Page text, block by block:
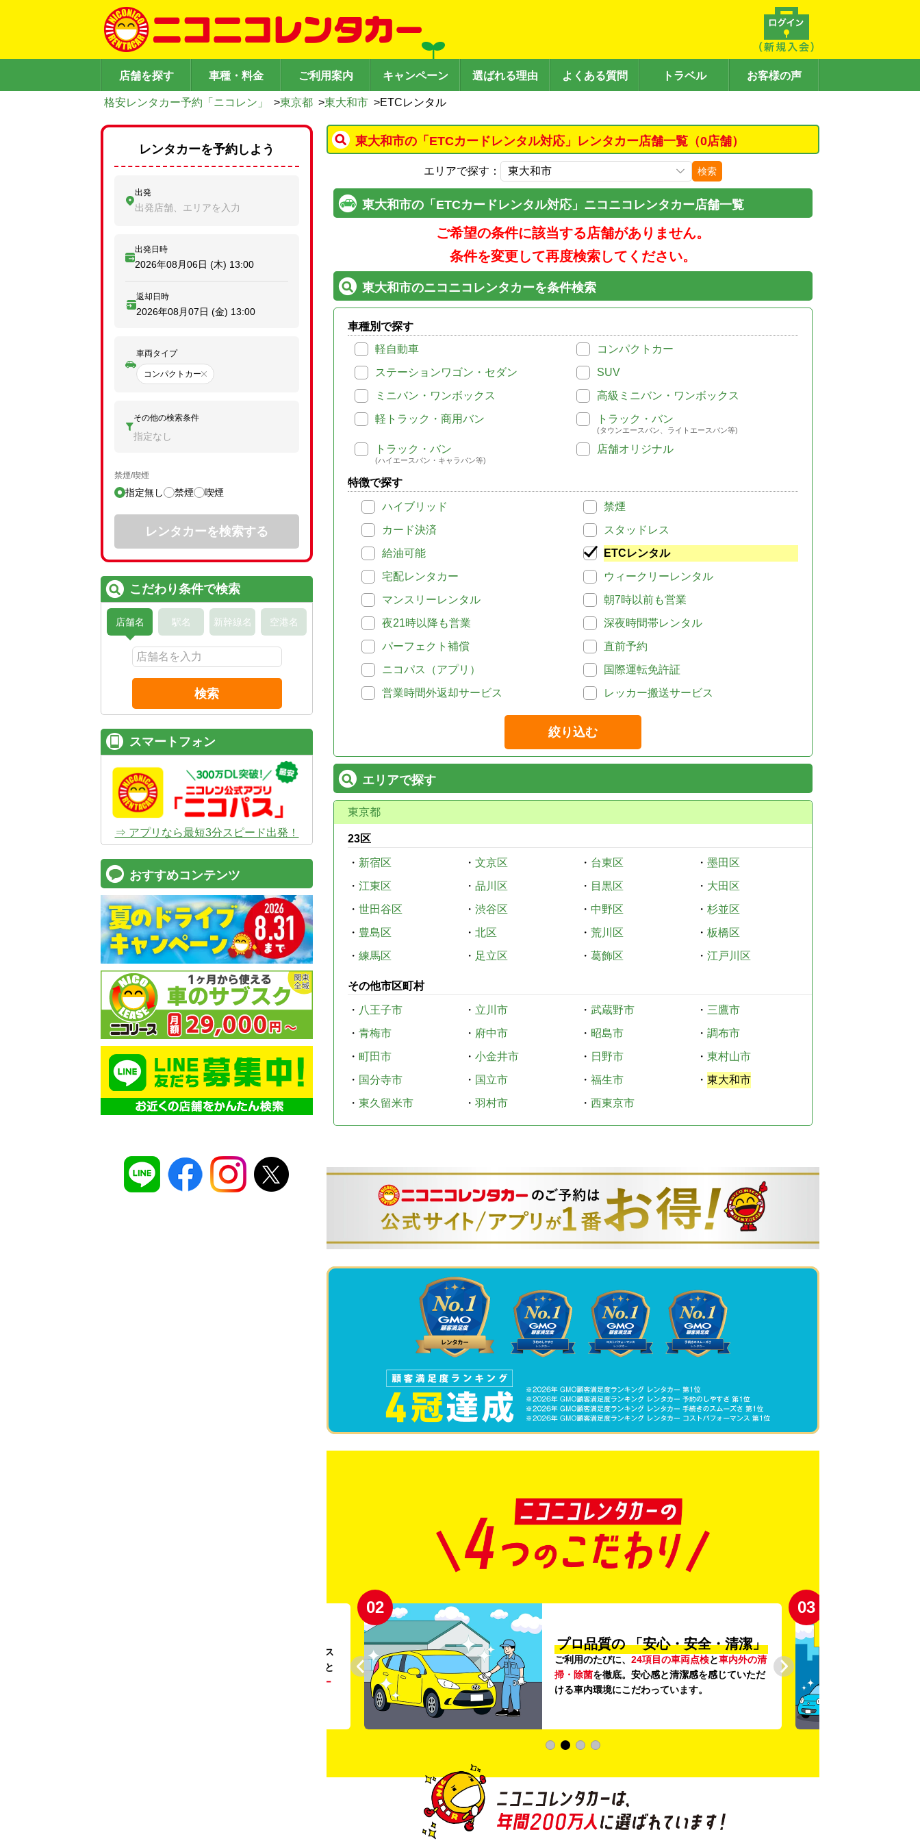
店舗を探す 車種・料金 ご利用案内 キャンペーン 選ばれる理由 よくある質問 トラベル お客様の声
格安レンタカー予約「ニコレン」 >東京都 >東大和市 >ETCレンタル
東大和市の「ETCカードレンタル対応」レンタカー店舗一覧（0店舗）
エリアで探す： 検索
東大和市の「ETCカードレンタル対応」ニコニコレンタカー店舗一覧
ご希望の条件に該当する店舗がありません。
条件を変更して再度検索してください。
東大和市のニコニコレンタカーを条件検索
車種別で探す
軽自動車
コンパクトカー
ステーションワゴン・セダン
SUV
ミニバン・ワンボックス
高級ミニバン・ワンボックス
軽トラック・商用バン
トラック・バン
(タウンエースバン、ライトエースバン等)
トラック・バン
(ハイエースバン・キャラバン等)
店舗オリジナル
特徴で探す
ハイブリッド
禁煙
カード決済
スタッドレス
給油可能
ETCレンタル
宅配レンタカー
ウィークリーレンタル
マンスリーレンタル
朝7時以前も営業
夜21時以降も営業
深夜時間帯レンタル
パーフェクト補償
直前予約
ニコパス（アプリ）
国際運転免許証
営業時間外返却サービス
レッカー搬送サービス
絞り込む
エリアで探す
東京都
23区
・ 新宿区 ・ 文京区 ・ 台東区 ・ 墨田区
・ 江東区 ・ 品川区 ・ 目黒区 ・ 大田区
・ 世田谷区 ・ 渋谷区 ・ 中野区 ・ 杉並区
・ 豊島区 ・ 北区 ・ 荒川区 ・ 板橋区
・ 練馬区 ・ 足立区 ・ 葛飾区 ・ 江戸川区
その他市区町村
・ 八王子市 ・ 立川市 ・ 武蔵野市 ・ 三鷹市
・ 青梅市 ・ 府中市 ・ 昭島市 ・ 調布市
・ 町田市 ・ 小金井市 ・ 日野市 ・ 東村山市
・ 国分寺市 ・ 国立市 ・ 福生市 ・ 東大和市
・ 東久留米市 ・ 羽村市 ・ 西東京市
。ガソリンス
タンドや整備工場の既存インフラを活用すること
リー
02
プロ品質の 「安心・安全・清潔」
ご利用のたびに、 24項目の車両点検と車内外の清
掃・除菌を徹底。安心感と清潔感を感じていただ
ける車内環境にこだわっています。
03
レンタカーを予約しよう
出発
出発店舗、エリアを入力
出発日時
2026年08月06日 (木) 13:00
返却日時
2026年08月07日 (金) 13:00
車両タイプ
コンパクトカー
その他の検索条件
指定なし
禁煙/喫煙
指定無し 禁煙 喫煙
レンタカーを検索する
こだわり条件で検索
店舗名 駅名 新幹線名 空港名
検索
スマートフォン
⇒ アプリなら最短3分スピード出発！
おすすめコンテンツ